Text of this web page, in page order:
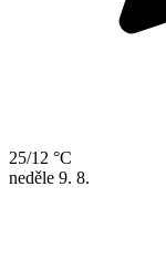
25/12 °C
neděle 9. 8.